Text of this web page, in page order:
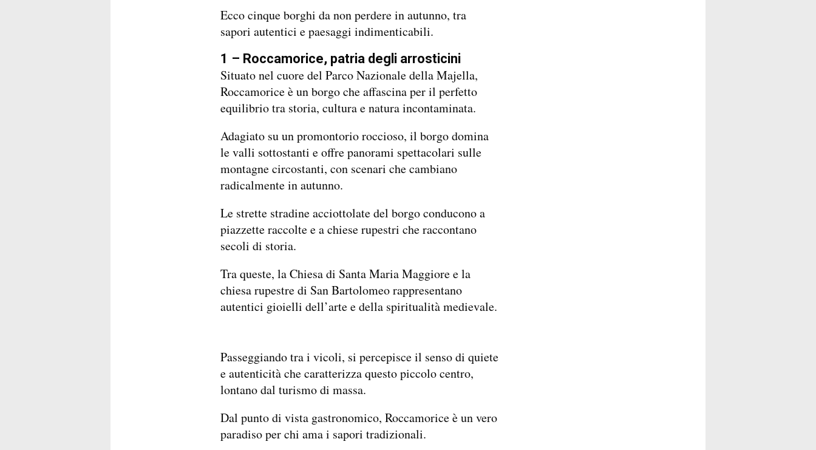
Ecco cinque borghi da non perdere in autunno, tra
sapori autentici e paesaggi indimenticabili.
1 – Roccamorice, patria degli arrosticini
Situato nel cuore del Parco Nazionale della Majella,
Roccamorice è un borgo che affascina per il perfetto
equilibrio tra storia, cultura e natura incontaminata.
Adagiato su un promontorio roccioso, il borgo domina
le valli sottostanti e offre panorami spettacolari sulle
montagne circostanti, con scenari che cambiano
radicalmente in autunno.
Le strette stradine acciottolate del borgo conducono a
piazzette raccolte e a chiese rupestri che raccontano
secoli di storia.
Tra queste, la Chiesa di Santa Maria Maggiore e la
chiesa rupestre di San Bartolomeo rappresentano
autentici gioielli dell’arte e della spiritualità medievale.
Passeggiando tra i vicoli, si percepisce il senso di quiete
e autenticità che caratterizza questo piccolo centro,
lontano dal turismo di massa.
Dal punto di vista gastronomico, Roccamorice è un vero
paradiso per chi ama i sapori tradizionali.